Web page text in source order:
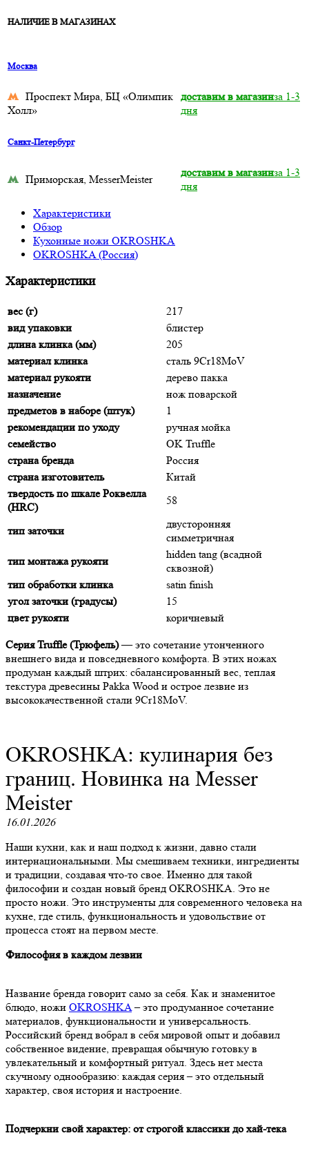
НАЛИЧИЕ В МАГАЗИНАХ
Москва
Проспект Мира, БЦ «Олимпик
Холл»
доставим в магазинза 1-3
дня
Санкт-Петербург
Приморская, MesserMeister
доставим в магазинза 1-3
дня
Характеристики
Обзор
Кухонные ножи OKROSHKA
OKROSHKA (Россия)
Характеристики
вес (г)
217
вид упаковки
блистер
длина клинка (мм)
205
материал клинка
сталь 9Cr18MoV
материал рукояти
дерево пакка
назначение
нож поварской
предметов в наборе (штук)
1
рекомендации по уходу
ручная мойка
семейство
OK Truffle
страна бренда
Россия
страна изготовитель
Китай
твердость по шкале Роквелла
(HRC)
58
тип заточки
двусторонняя
симметричная
тип монтажа рукояти
hidden tang (всадной
сквозной)
тип обработки клинка
satin finish
угол заточки (градусы)
15
цвет рукояти
коричневый
Серия Truffle (Трюфель)— это сочетание утонченного
внешнего вида и повседневного комфорта. В этих ножах
продуман каждый штрих: сбалансированный вес, теплая
текстура древесины Pakka Wood и острое лезвие из
высококачественной стали 9Cr18MoV.
OKROSHKA: кулинария без
границ. Новинка на Messer
Meister
16.01.2026
Наши кухни, как и наш подход к жизни, давно стали
интернациональными. Мы смешиваем техники, ингредиенты
и традиции, создавая что-то свое. Именно для такой
философии и создан новый бренд OKROSHKA. Это не
просто ножи. Это инструменты для современного человека на
кухне, где стиль, функциональность и удовольствие от
процесса стоят на первом месте.
Философия в каждом лезвии
Название бренда говорит само за себя. Как и знаменитое
блюдо, ножи OKROSHKA– это продуманное сочетание
материалов, функциональности и универсальность.
Российский бренд вобрал в себя мировой опыт и добавил
собственное видение, превращая обычную готовку в
увлекательный и комфортный ритуал. Здесь нет места
скучному однообразию: каждая серия – это отдельный
характер, своя история и настроение.
Подчеркни свой характер: от строгой классики до хай-тека